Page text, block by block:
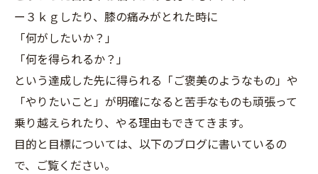
ー３ｋｇしたり、膝の痛みがとれた時に
「何がしたいか？」
「何を得られるか？」
という達成した先に得られる「ご褒美のようなもの」や
「やりたいこと」が明確になると苦手なものも頑張って
乗り越えられたり、やる理由もできてきます。
目的と目標については、以下のブログに書いているの
で、ご覧ください。